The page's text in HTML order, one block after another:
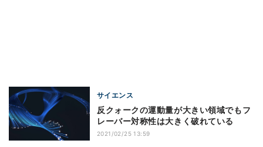
サイエンス
反クォークの運動量が大きい領域でもフ
レーバー対称性は大きく破れている
2021/02/25 13:59